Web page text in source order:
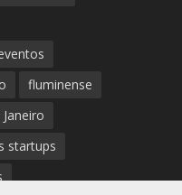
fluminense
startups